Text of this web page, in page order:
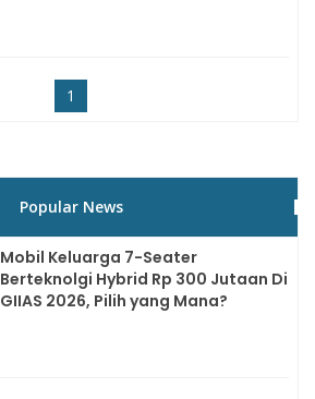
1
Popular News
Mobil Keluarga 7-Seater
Berteknolgi Hybrid Rp 300 Jutaan Di
GIIAS 2026, Pilih yang Mana?